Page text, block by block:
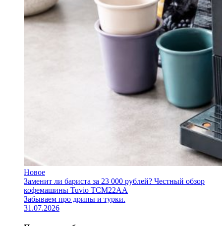
Новое
Заменит ли бариста за 23 000 рублей? Честный обзор
кофемашины Tuvio TCM22AA
Забываем про дрипы и турки.
31.07.2026